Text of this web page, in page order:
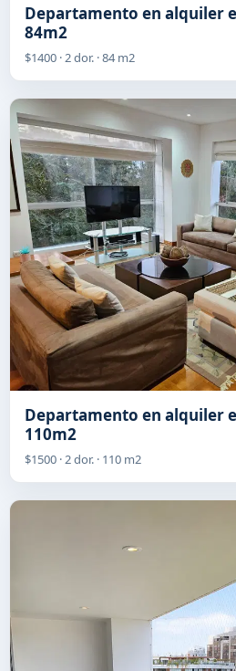
Departamento en alquiler
84m2
$1400 · 2 dor. · 84 m2
Departamento en alquiler
110m2
$1500 · 2 dor. · 110 m2